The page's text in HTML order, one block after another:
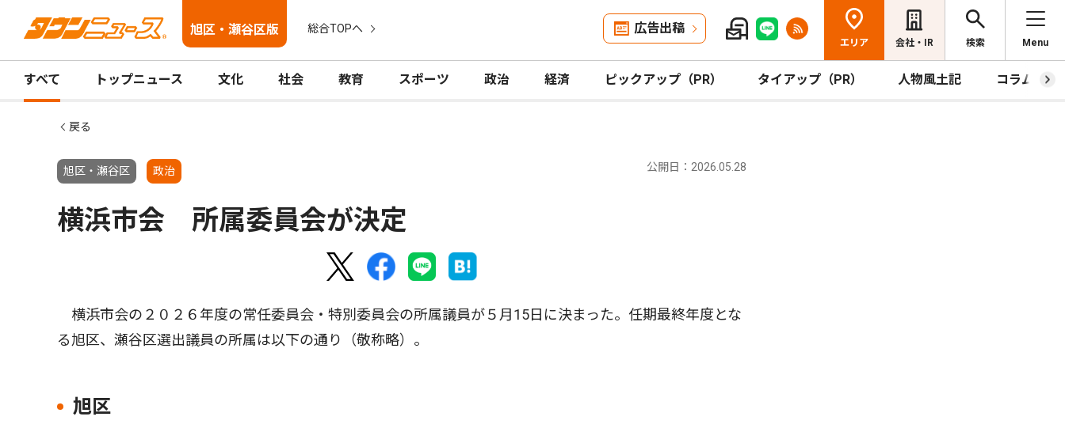
旭区・瀬谷区版 総合TOPへ 広告出稿
エリア 会社・IR 検索 Menu
すべて トップニュース 文化 社会 教育 スポーツ 政治 経済 ピックアップ（PR） タイアップ（PR） 人物風土記 コラム
戻る
旭区・瀬谷区 政治 公開日：2026.05.28
横浜市会 所属委員会が決定
横浜市会の２０２６年度の常任委員会・特別委員会の所属議員が５月15日に決まった。任期最終年度とな
る旭区、瀬谷区選出議員の所属は以下の通り（敬称略）。
旭区